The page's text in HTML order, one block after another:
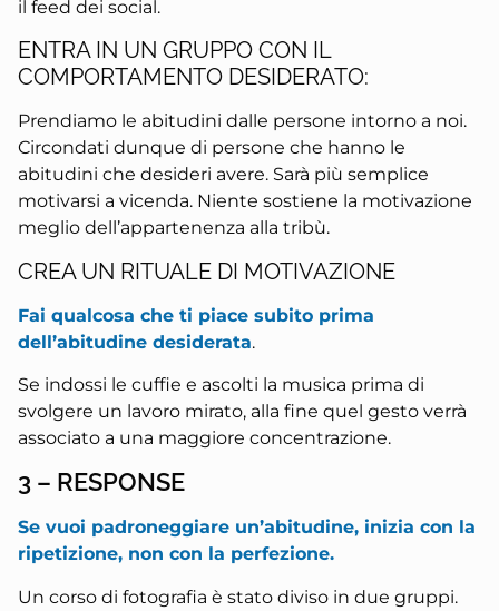
il feed dei social.
ENTRA IN UN GRUPPO CON IL
COMPORTAMENTO DESIDERATO:
Prendiamo le abitudini dalle persone intorno a noi.
Circondati dunque di persone che hanno le
abitudini che desideri avere. Sarà più semplice
motivarsi a vicenda. Niente sostiene la motivazione
meglio dell’appartenenza alla tribù.
CREA UN RITUALE DI MOTIVAZIONE
Fai qualcosa che ti piace subito prima
dell’abitudine desiderata.
Se indossi le cuffie e ascolti la musica prima di
svolgere un lavoro mirato, alla fine quel gesto verrà
associato a una maggiore concentrazione.
3 – RESPONSE
Se vuoi padroneggiare un’abitudine, inizia con la
ripetizione, non con la perfezione.
Un corso di fotografia è stato diviso in due gruppi.